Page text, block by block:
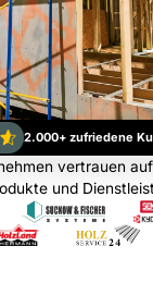
2.000+ zufriedene
vertrauen
und